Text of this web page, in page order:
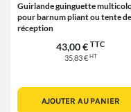
Guirlande guinguette
pour barnum pliant ou tente de
réception
43,00 € TTC
35,83 € HT
AJOUTER AU PANIER